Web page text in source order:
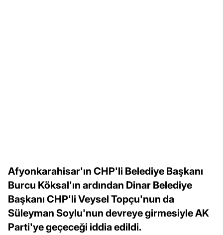
Afyonkarahisar'ın CHP'li Belediye Başkanı
Burcu Köksal'ın ardından Dinar Belediye
Başkanı CHP'li Veysel Topçu'nun da
Süleyman Soylu'nun devreye girmesiyle AK
Parti'ye geçeceği iddia edildi.